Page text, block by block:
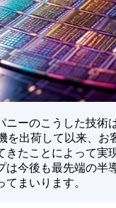
ニーのこうした技術
を出荷して以来、お
きたことによって実
は今後も最先端の半
まいります。